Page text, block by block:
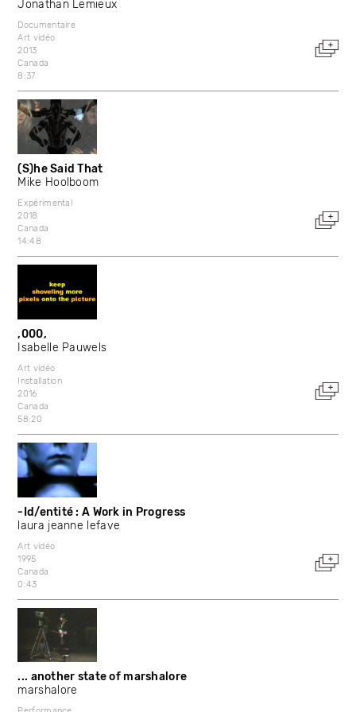
Jonathan Lemieux
Documentaire
Art vidéo
2013
Canada
8:37
(S)he Said That
Mike Hoolboom
Expérimental
2018
Canada
14:48
,000,
Isabelle Pauwels
Art vidéo
Installation
2016
Canada
58:20
-Id/entité : A Work in Progress
laura jeanne lefave
Art vidéo
1995
Canada
0:43
... another state of marshalore
marshalore